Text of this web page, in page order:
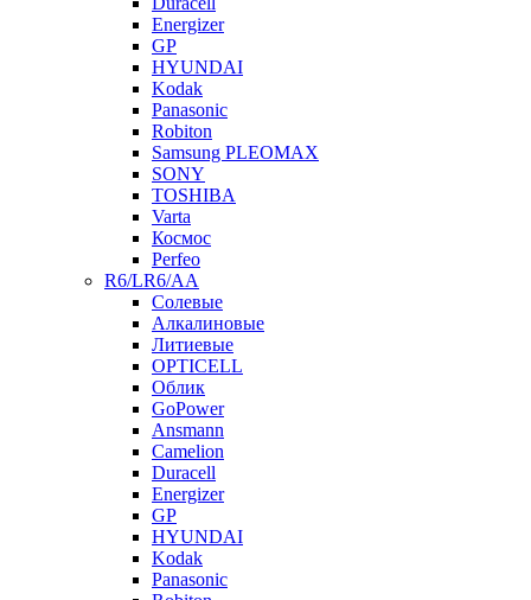
Energizer
GP
HYUNDAI
Kodak
Panasonic
Robiton
Samsung PLEOMAX
SONY
TOSHIBA
Varta
Космос
Perfeo
R6/LR6/AA
Солевые
Алкалиновые
Литиевые
OPTICELL
Облик
GoPower
Ansmann
Camelion
Duracell
Energizer
GP
HYUNDAI
Kodak
Panasonic